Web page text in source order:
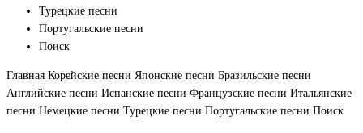
Турецкие песни
Португальские песни
Поиск
Главная Корейские песни Японские песни Бразильские песни
Английские песни Испанские песни Французские песни Итальянские
песни Немецкие песни Турецкие песни Португальские песни Поиск